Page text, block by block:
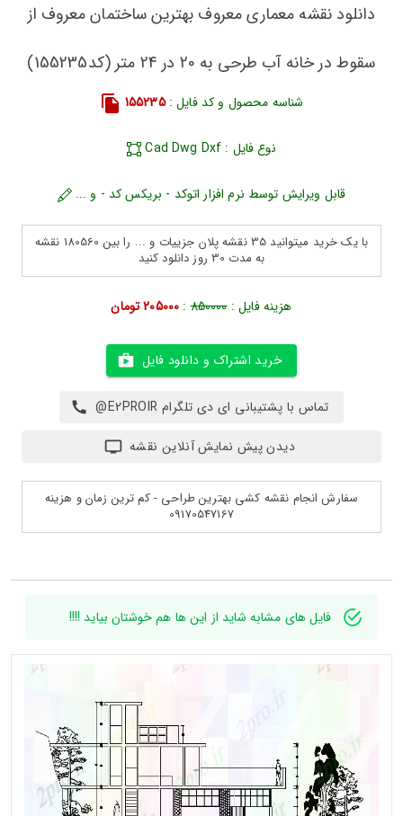
دانلود نقشه معماری معروف بهترین ساختمان معروف از
سقوط در خانه آب طرحی به 20 در 24 متر (کد155235)
شناسه محصول و کد فایل :155235
نوع فایل : Cad Dwg Dxf
قابل ویرایش توسط نرم افزار اتوکد - بریکس کد - و ...
با یک خرید میتوانید 35 نقشه پلان جزییات و ... را بین 180560 نقشه
به مدت 30 روز دانلود کنید
هزینه فایل :850000
: 205000 تومان
خرید اشتراک و دانلود فایل
تماس با پشتیبانی ای دی تلگرام E2PROIR@
دیدن پیش نمایش آنلاین نقشه
سفارش انجام نقشه کشی بهترین طراحی - کم ترین زمان و هزینه
09170547167
فایل های مشابه شاید از این ها هم خوشتان بیاید !!!!